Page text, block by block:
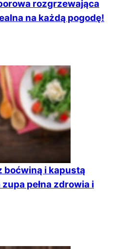
rozgrzewająca
na każdą pogodę!
boćwiną i kapustą
pełna zdrowia i